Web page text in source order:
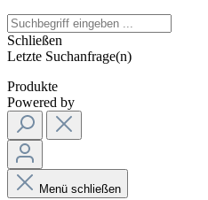
Schließen
Letzte Suchanfrage(n)
Produkte
Powered by
Menü schließen